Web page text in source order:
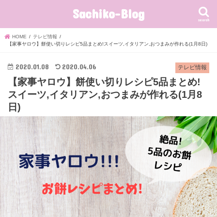
Sachiko-Blog search
HOME
テレビ情報
【家事ヤロウ】餅使い切りレシピ5品まとめ!スイーツ,イタリアン,おつまみが作れる(1月8日)
テレビ情報
2020.01.08 2020.04.06
【家事ヤロウ】餅使い切りレシピ5品まとめ!
スイーツ,イタリアン,おつまみが作れる(1月8
日)